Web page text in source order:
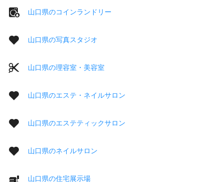
山口県のコインランドリー
山口県の写真スタジオ
山口県の理容室・美容室
山口県のエステ・ネイルサロン
山口県のエステティックサロン
山口県のネイルサロン
山口県の住宅展示場